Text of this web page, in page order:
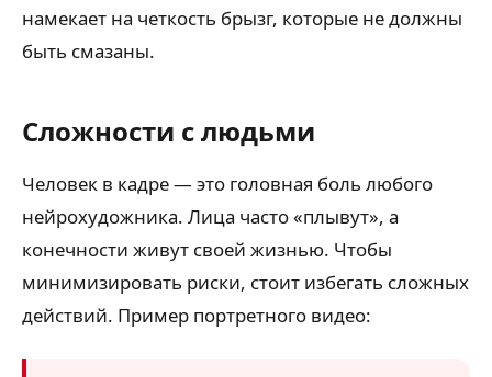
намекает на четкость брызг, которые не должны
быть смазаны.
Сложности с людьми
Человек в кадре — это головная боль любого
нейрохудожника. Лица часто «плывут», а
конечности живут своей жизнью. Чтобы
минимизировать риски, стоит избегать сложных
действий. Пример портретного видео: